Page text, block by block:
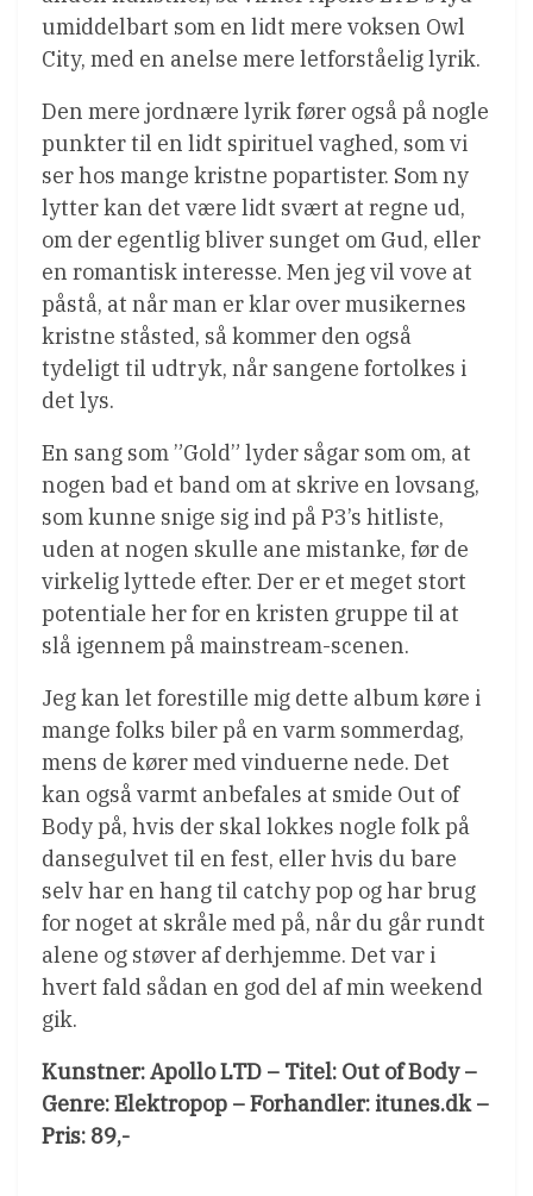
umiddelbart som en lidt mere voksen Owl
City, med en anelse mere letforståelig lyrik.
Den mere jordnære lyrik fører også på nogle
punkter til en lidt spirituel vaghed, som vi
ser hos mange kristne popartister. Som ny
lytter kan det være lidt svært at regne ud,
om der egentlig bliver sunget om Gud, eller
en romantisk interesse. Men jeg vil vove at
påstå, at når man er klar over musikernes
kristne ståsted, så kommer den også
tydeligt til udtryk, når sangene fortolkes i
det lys.
En sang som ”Gold” lyder sågar som om, at
nogen bad et band om at skrive en lovsang,
som kunne snige sig ind på P3’s hitliste,
uden at nogen skulle ane mistanke, før de
virkelig lyttede efter. Der er et meget stort
potentiale her for en kristen gruppe til at
slå igennem på mainstream-scenen.
Jeg kan let forestille mig dette album køre i
mange folks biler på en varm sommerdag,
mens de kører med vinduerne nede. Det
kan også varmt anbefales at smide Out of
Body på, hvis der skal lokkes nogle folk på
dansegulvet til en fest, eller hvis du bare
selv har en hang til catchy pop og har brug
for noget at skråle med på, når du går rundt
alene og støver af derhjemme. Det var i
hvert fald sådan en god del af min weekend
gik.
Kunstner: Apollo LTD – Titel: Out of Body –
Genre: Elektropop – Forhandler: itunes.dk –
Pris: 89,-